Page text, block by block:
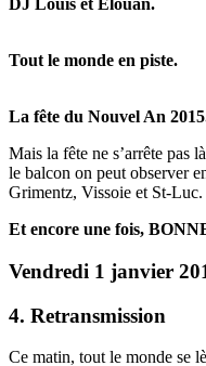
DJ Louis et Elouan.
Tout le monde en piste.
La fête du Nouvel An
Mais la fête ne s’arrête pas
le balcon on peut observer
Grimentz, Vissoie et St-Luc.
Et encore une fois,
Vendredi 1 janvier
4. Retransmission
Ce matin, tout le monde se